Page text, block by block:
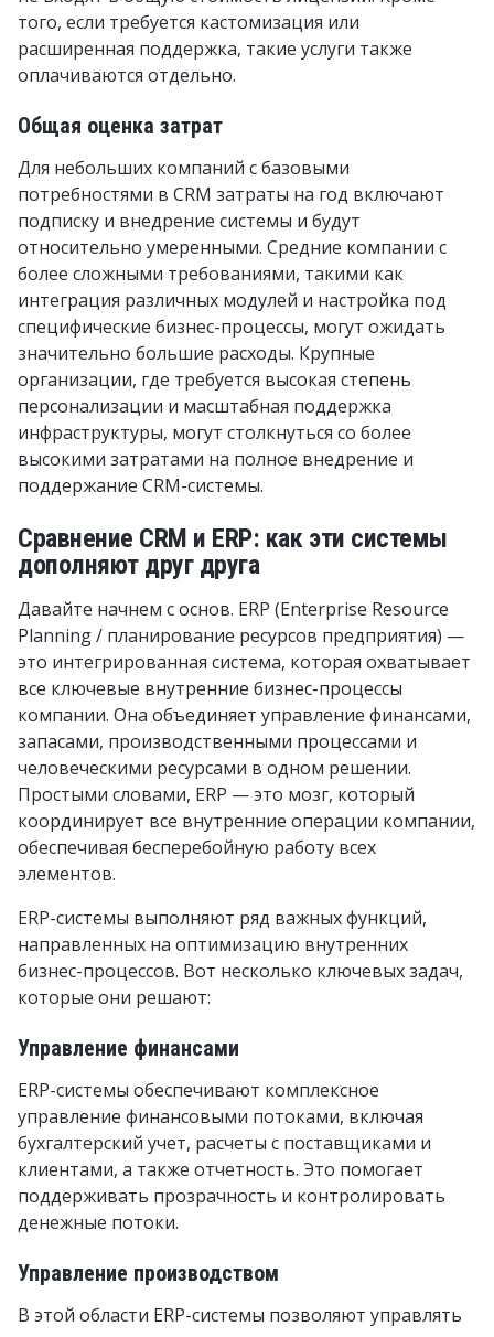
того, если требуется кастомизация или
расширенная поддержка, такие услуги также
оплачиваются отдельно.
Общая оценка затрат
Для небольших компаний с базовыми
потребностями в CRM затраты на год включают
подписку и внедрение системы и будут
относительно умеренными. Средние компании с
более сложными требованиями, такими как
интеграция различных модулей и настройка под
специфические бизнес-процессы, могут ожидать
значительно большие расходы. Крупные
организации, где требуется высокая степень
персонализации и масштабная поддержка
инфраструктуры, могут столкнуться со более
высокими затратами на полное внедрение и
поддержание CRM-системы.
Сравнение CRM и ERP: как эти системы
дополняют друг друга
Давайте начнем с основ. ERP (Enterprise Resource
Planning / планирование ресурсов предприятия) —
это интегрированная система, которая охватывает
все ключевые внутренние бизнес-процессы
компании. Она объединяет управление финансами,
запасами, производственными процессами и
человеческими ресурсами в одном решении.
Простыми словами, ERP — это мозг, который
координирует все внутренние операции компании,
обеспечивая бесперебойную работу всех
элементов.
ERP-системы выполняют ряд важных функций,
направленных на оптимизацию внутренних
бизнес-процессов. Вот несколько ключевых задач,
которые они решают:
Управление финансами
ERP-системы обеспечивают комплексное
управление финансовыми потоками, включая
бухгалтерский учет, расчеты с поставщиками и
клиентами, а также отчетность. Это помогает
поддерживать прозрачность и контролировать
денежные потоки.
Управление производством
В этой области ERP-системы позволяют управлять